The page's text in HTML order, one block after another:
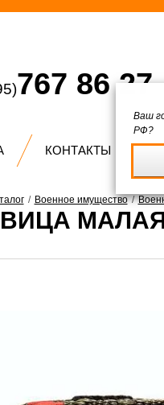
767 86 27
Ваш
РФ?
КОНТАКТЫ
/ Военное имущество/